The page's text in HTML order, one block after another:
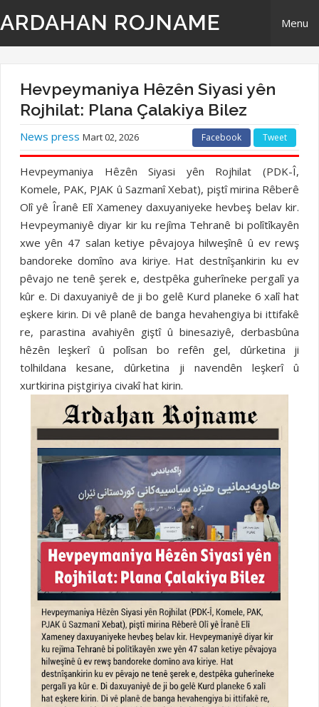
ARDAHAN ROJNAME Menu
Derbarê Me
TR | Tirki - Türkçe
EN | English- ingilizi
Têkilî
Hevpeymaniya Hêzên Siyasi yên
Rojhilat: Plana Çalakiya Bilez
News press Mart 02, 2026 Facebook Tweet
Hevpeymaniya Hêzên Siyasi yên Rojhilat (PDK-Î,
Komele, PAK, PJAK û Sazmanî Xebat), piştî mirina Rêberê
Olî yê Îranê Elî Xameney daxuyaniyeke hevbeş belav kir.
Hevpeymaniyê diyar kir ku rejîma Tehranê bi polîtîkayên
xwe yên 47 salan ketiye pêvajoya hilweşînê û ev rewş
bandoreke domîno ava kiriye. Hat destnîşankirin ku ev
pêvajo ne tenê şerek e, destpêka guherîneke pergalî ya
kûr e. Di daxuyaniyê de ji bo gelê Kurd planeke 6 xalî hat
eşkere kirin. Di vê planê de banga hevahengiya bi ittifakê
re, parastina avahiyên giştî û binesaziyê, derbasbûna
hêzên leşkerî û polîsan bo refên gel, dûrketina ji
tolhildana kesane, dûrketina ji navendên leşkerî û
xurtkirina piştgiriya civakî hat kirin.